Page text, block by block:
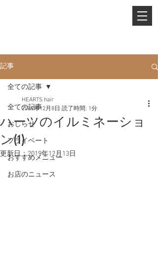
記事
全ての記事
おしらせ
プライベート
おすすめメニュー
お店のニュース
全ての記事
ハーツのイルミネーショ
ン(1)
HEARTS hair
2019年12月8日 読了時間: 1分
更新日：2019年12月13日